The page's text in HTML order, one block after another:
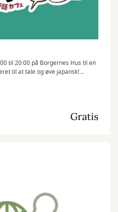
til 20:00 på Borgernes Hus til en
til at tale og øve japansk!
taler, eller blot nysgerrig
Gratis